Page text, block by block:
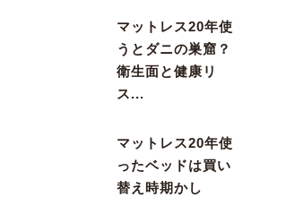
マットレス20年使
うとダニの巣窟？
衛生面と健康リ
ス...
マットレス20年使
ったベッドは買い
替え時期かし